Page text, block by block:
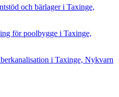
och bärlager i Taxinge,
för poolbygge i Taxinge,
i Taxinge, Nykvarn